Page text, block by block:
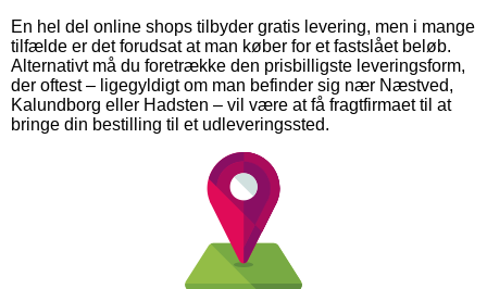
En hel del online shops tilbyder gratis levering, men i mange
tilfælde er det forudsat at man køber for et fastslået beløb.
Alternativt må du foretrække den prisbilligste leveringsform,
der oftest – ligegyldigt om man befinder sig nær Næstved,
Kalundborg eller Hadsten – vil være at få fragtfirmaet til at
bringe din bestilling til et udleveringssted.